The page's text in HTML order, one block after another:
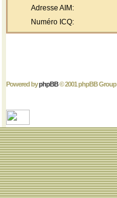
Adresse AIM:
Numéro ICQ:
Powered byphpBB© 2001 phpBB Group